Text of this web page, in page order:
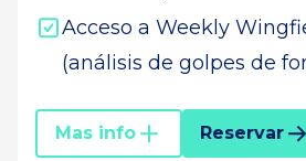
Acceso a Weekly
(análisis de golpes de
Mas info Reservar